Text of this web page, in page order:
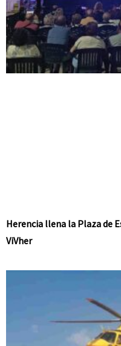
Herencia llena la Plaza de
ViVher